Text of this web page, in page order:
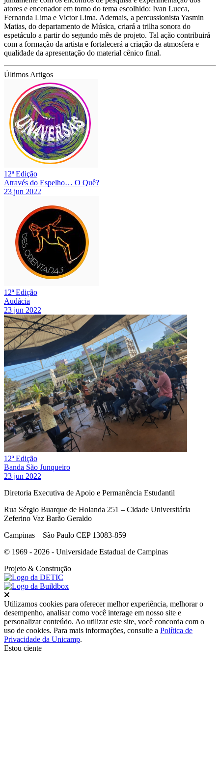
atores e encenador em torno do tema escolhido: Ivan Lucca,
Fernanda Lima e Victor Lima. Ademais, a percussionista Yasmin
Matias, do departamento de Música, criará a trilha sonora do
espetáculo a partir do segundo mês de projeto. Tal ação contribuirá
com a formação da artista e fortalecerá a criação da atmosfera e
qualidade da apresentação do material cênico final.
Últimos Artigos
12ª Edição
Através do Espelho… O Quê?
23 jun 2022
12ª Edição
Audácia
23 jun 2022
12ª Edição
Banda São Junqueiro
23 jun 2022
Diretoria Executiva de Apoio e Permanência Estudantil
Rua Sérgio Buarque de Holanda 251 – Cidade Universitária
Zeferino Vaz Barão Geraldo
Campinas – São Paulo CEP 13083-859
© 1969 - 2026 - Universidade Estadual de Campinas
Projeto & Construção
Utilizamos cookies para oferecer melhor experiência, melhorar o
desempenho, analisar como você interage em nosso site e
personalizar conteúdo. Ao utilizar este site, você concorda com o
uso de cookies. Para mais informações, consulte a Política de
Privacidade da Unicamp.
Estou ciente